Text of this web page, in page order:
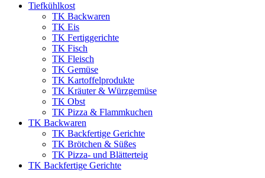
Tiefkühlkost
TK Backwaren
TK Eis
TK Fertiggerichte
TK Fisch
TK Fleisch
TK Gemüse
TK Kartoffelprodukte
TK Kräuter & Würzgemüse
TK Obst
TK Pizza & Flammkuchen
TK Backwaren
TK Backfertige Gerichte
TK Brötchen & Süßes
TK Pizza- und Blätterteig
TK Backfertige Gerichte